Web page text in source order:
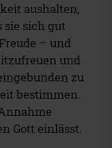
aushalten,
sie sich gut
– und
und
zu
bestimmen.
Gott einlässt.